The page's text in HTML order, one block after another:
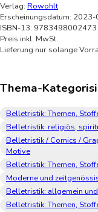
Verlag: Rowohlt
Erscheinungsdatum:
ISBN-13: 9783498002473
Preis inkl. MwSt.
Lieferung nur solange
Thema-
Belletristik: Themen,
Belletristik: religiös,
Belletristik / Comics /
Motive
Belletristik: Themen,
Moderne und
Belletristik: allgemein
Belletristik: Themen,